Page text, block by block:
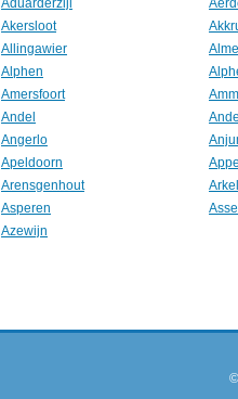
Aduarderzijl
Akersloot
Allingawier
Alphen
Amersfoort
Andel
Angerlo
Apeldoorn
Arensgenhout Arkel
Asperen
Azewijn